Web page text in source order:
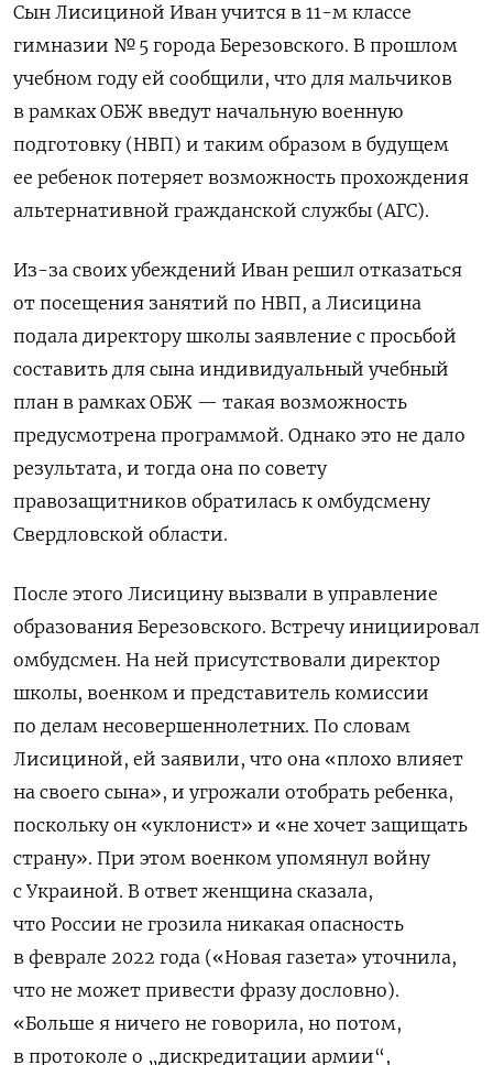
Сын Лисициной Иван учится в 11-м классе
гимназии № 5 города Березовского. В прошлом
учебном году ей сообщили, что для мальчиков
в рамках ОБЖ введут начальную военную
подготовку (НВП) и таким образом в будущем
ее ребенок потеряет возможность прохождения
альтернативной гражданской службы (АГС).
Из-за своих убеждений Иван решил отказаться
от посещения занятий по НВП, а Лисицина
подала директору школы заявление с просьбой
составить для сына индивидуальный учебный
план в рамках ОБЖ — такая возможность
предусмотрена программой. Однако это не дало
результата, и тогда она по совету
правозащитников обратилась к омбудсмену
Свердловской области.
После этого Лисицину вызвали в управление
образования Березовского. Встречу инициировал
омбудсмен. На ней присутствовали директор
школы, военком и представитель комиссии
по делам несовершеннолетних. По словам
Лисициной, ей заявили, что она «плохо влияет
на своего сына», и угрожали отобрать ребенка,
поскольку он «уклонист» и «не хочет защищать
страну». При этом военком упомянул войну
с Украиной. В ответ женщина сказала,
что России не грозила никакая опасность
в феврале 2022 года («Новая газета» уточнила,
что не может привести фразу дословно).
«Больше я ничего не говорила, но потом,
в протоколе о „дискредитации армии“,